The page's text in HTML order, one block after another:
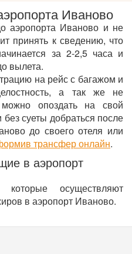
Иваново
аэропорта Иваново и не
принять к сведению, что
за 2-2,5 часа и
вылета.
на рейс с багажом и
а так же не
опоздать на свой
суеты добраться после
до своего отеля или
трансфер онлайн.
в аэропорт
которые осуществляют
в аэропорт Иваново.